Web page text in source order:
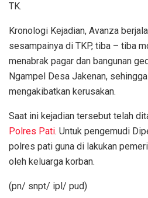
TK.
Kronologi Kejadian, Avanza
sesampainya di TKP, tiba – tiba
menabrak pagar dan bangunan
Ngampel Desa Jakenan,
mengakibatkan kerusakan.
Saat ini kejadian tersebut telah
Polres Pati. Untuk pengemudi
polres pati guna di lakukan
oleh keluarga korban.
(pn/ snpt/ ipl/ pud)